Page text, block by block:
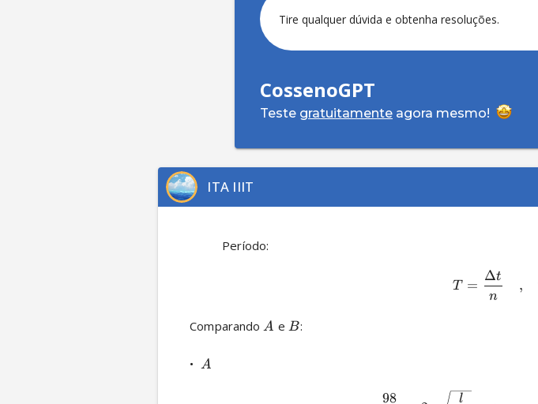
Tire qualquer dúvida e obtenha resoluções.
CossenoGPT
Teste gratuitamente agora mesmo!
ITA IIIT
          Período:
T =
n
Δt
,
Comparando A e B:
• A
98 l